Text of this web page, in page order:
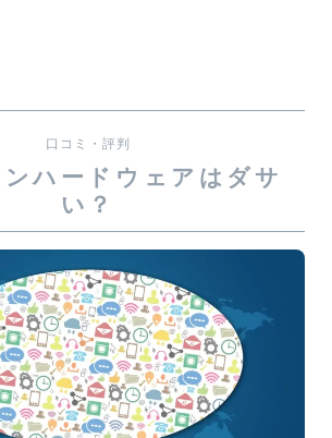
口コミ・評判
ハードウェアはダサ
い？